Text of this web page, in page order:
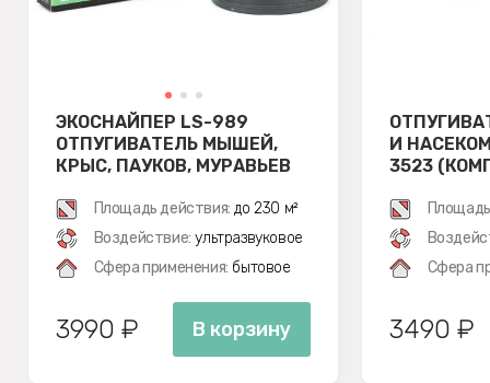
ЭКОСНАЙПЕР LS-989
ОТПУГИВАТЕЛЬ МЫШЕЙ,
КРЫС, ПАУКОВ, МУРАВЬЕВ
Площадь действия: до 230 м²
Воздействие: ультразвуковое
Сфера применения: бытовое
3990 ₽ В корзину
И
3523
Сфера
3490 ₽